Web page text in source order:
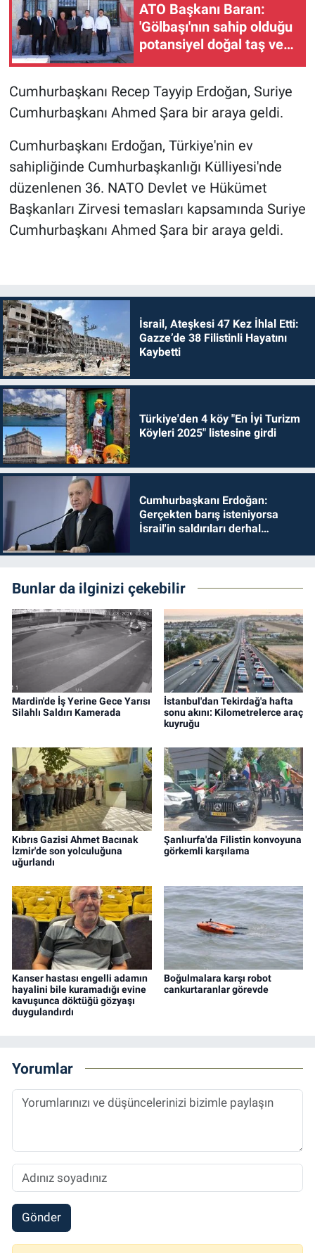
ATO Başkanı Baran:
'Gölbaşı'nın sahip olduğu
potansiyel doğal taş ve
taşıyacaktır'
Cumhurbaşkanı Recep Tayyip Erdoğan, Suriye
Cumhurbaşkanı Ahmed Şara bir araya geldi.
Cumhurbaşkanı Erdoğan, Türkiye'nin ev
sahipliğinde Cumhurbaşkanlığı Külliyesi'nde
düzenlenen 36. NATO Devlet ve Hükümet
Başkanları Zirvesi temasları kapsamında Suriye
Cumhurbaşkanı Ahmed Şara bir araya geldi.
İsrail, Ateşkesi 47 Kez İhlal Etti:
Gazze’de 38 Filistinli Hayatını
Kaybetti
Türkiye'den 4 köy "En İyi Turizm
Köyleri 2025" listesine girdi
Cumhurbaşkanı Erdoğan:
Gerçekten barış isteniyorsa
İsrail'in saldırıları derhal
Bunlar da ilginizi çekebilir
Mardin'de İş Yerine Gece Yarısı
Silahlı Saldırı Kamerada
İstanbul'dan Tekirdağ'a hafta
sonu akını: Kilometrelerce araç
kuyruğu
Kıbrıs Gazisi Ahmet Bacınak
İzmir'de son yolculuğuna
uğurlandı
Şanlıurfa'da Filistin konvoyuna
görkemli karşılama
Kanser hastası engelli adamın
hayalini bile kuramadığı evine
kavuşunca döktüğü gözyaşı
duygulandırdı
Boğulmalara karşı robot
cankurtaranlar görevde
Yorumlar
Gönder